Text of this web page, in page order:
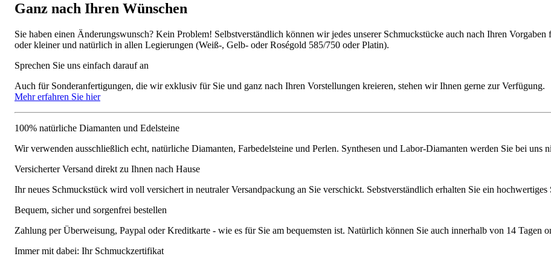
Ganz nach Ihren Wünschen
Sie haben einen Änderungswunsch? Kein Problem! Selbstverständlich können wir jedes unserer Schmuckstücke auch nach Ihren
oder kleiner und natürlich in allen Legierungen (Weiß-, Gelb- oder Roségold 585/750 oder Platin).
Sprechen Sie uns einfach darauf an
Auch für Sonderanfertigungen, die wir exklusiv für Sie und ganz nach Ihren Vorstellungen kreieren, stehen wir Ihnen gerne zur Verfügung.
Mehr erfahren Sie hier
100% natürliche Diamanten und Edelsteine
Wir verwenden ausschließlich echt, natürliche Diamanten, Farbedelsteine und Perlen. Synthesen und Labor-Diamanten werden Sie bei uns
Versicherter Versand direkt zu Ihnen nach Hause
Ihr neues Schmuckstück wird voll versichert in neutraler Versandpackung an Sie verschickt. Sebstverständlich erhalten Sie ein
Bequem, sicher und sorgenfrei bestellen
Zahlung per Überweisung, Paypal oder Kreditkarte - wie es für Sie am bequemsten ist. Natürlich können Sie auch innerhalb von 14 Tagen
Immer mit dabei: Ihr Schmuckzertifikat